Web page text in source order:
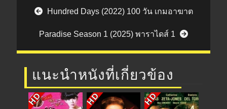
Post navigation
Hundred Days (2022) 100 วัน เกมอาฆาต
Paradise Season 1 (2025) พาราไดส์ 1
แนะนำหนังที่เกี่ยวข้อง
HD HD HD